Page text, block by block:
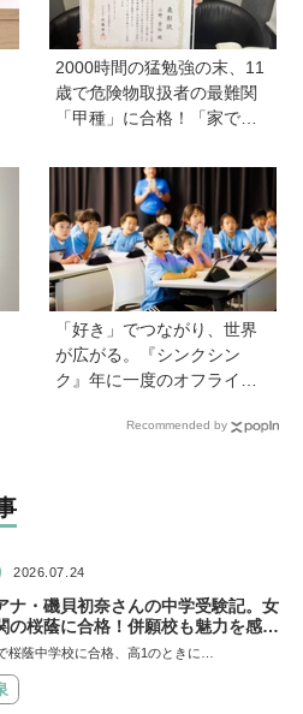
2000時間の猛勉強の末、11
歳で危険物取扱者の最難関
「甲種」に合格！「家で両
もやらなきゃと思った」
「好き」でつながり、世界
が広がる。『シンクシン
ク』年に一度のオフライン
2026』には知的ワクワクが
Recommended by
2026.07.24
ナ・磯貝初奈さんの中学受験記。女
の桜蔭に合格！併願校も魅力を感じ
。母親の声かけは「睡眠が何より大
桜蔭中学校に合格、高1のときに…